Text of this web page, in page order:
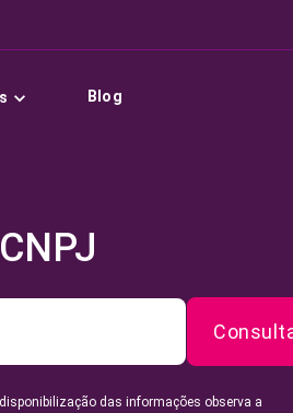
Blog
das informações observa a